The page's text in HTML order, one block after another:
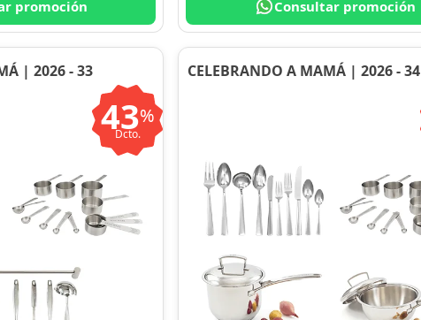
promoción Consultar promoción
| 2026 - 33
43%
Dcto.
CELEBRANDO A MAMÁ | 2026 - 34